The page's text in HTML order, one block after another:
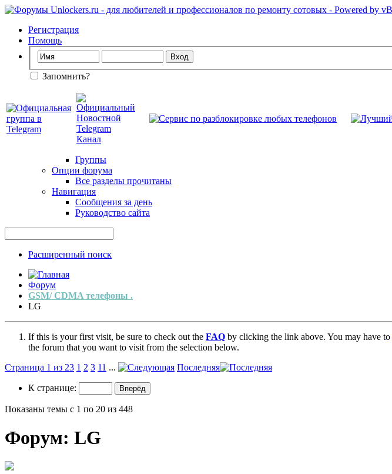
Регистрация
Помощь
Запомнить?
Группы
Опции форума
Все разделы прочитаны
Навигация
Сообщения за день
Руководство сайта
Расширенный поиск
Форум
GSM/ CDMA телефоны .
LG
If this is your first visit, be sure to check out the FAQ by clicking the link above. You may have to
the forum that you want to visit from the selection below.
Страница 1 из 23 1 2 3 11 ... Последняя
К странице:
Показаны темы с 1 по 20 из 448
Форум: LG